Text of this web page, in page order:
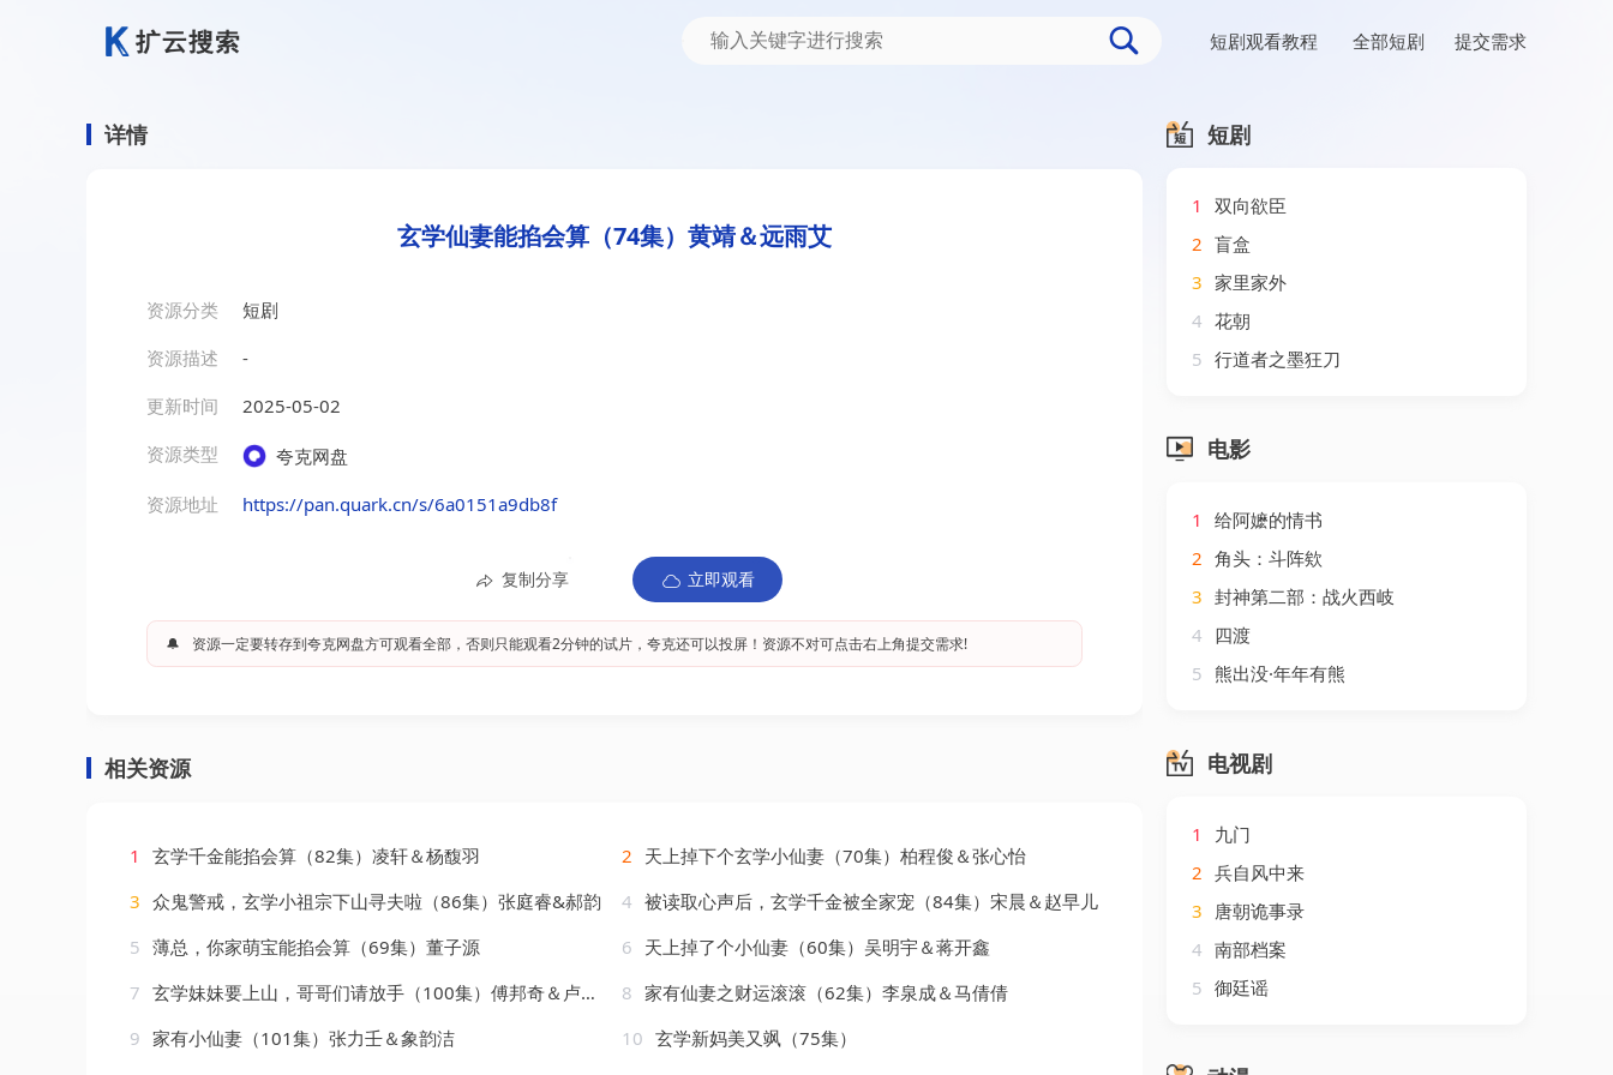
短剧观看教程 全部短剧 提交需求
详情
玄学仙妻能掐会算（74集）黄靖＆远雨艾
资源分类
短剧
资源描述
-
更新时间
2025-05-02
资源类型
夸克网盘
资源地址
https://pan.quark.cn/s/6a0151a9db8f
复制分享 立即观看
🔔 资源一定要转存到夸克网盘方可观看全部，否则只能观看2分钟的试片，夸克还可以投屏！资源不对可点击右上角提交需求!
相关资源
1 玄学千金能掐会算（82集）凌轩＆杨馥羽 2 天上掉下个玄学小仙妻（70集）柏程俊＆张心怡
3 众鬼警戒，玄学小祖宗下山寻夫啦（86集）张庭睿&郝韵 4 被读取心声后，玄学千金被全家宠（84集）宋晨＆赵早儿
5 薄总，你家萌宝能掐会算（69集）董子源 6 天上掉了个小仙妻（60集）吴明宇＆蒋开鑫
7 玄学妹妹要上山，哥哥们请放手（100集）傅邦奇＆卢巧&王艺鑫 8 家有仙妻之财运滚滚（62集）李泉成＆马倩倩
9 家有小仙妻（101集）张力壬＆象韵洁 10 玄学新妈美又飒（75集）
短剧
1
双向欲臣
2 盲盒
3 家里家外
4 花朝
5 行道者之墨狂刀
电影
1
给阿嬷的情书
2 角头：斗阵欸
3 封神第二部：战火西岐
4 四渡
5 熊出没·年年有熊
电视剧
1
九门
2 兵自风中来
3 唐朝诡事录
4 南部档案
5 御廷谣